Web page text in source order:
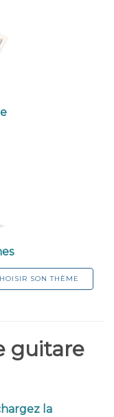
SON THÈME
guitare
la